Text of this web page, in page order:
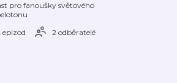
pro fanoušky světového
epizod
2 odběratelé